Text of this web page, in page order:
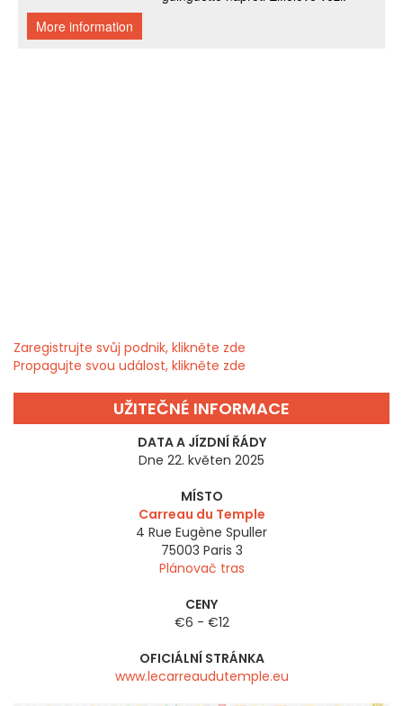
Zaregistrujte svůj podnik, klikněte zde
Propagujte svou událost, klikněte zde
UŽITEČNÉ INFORMACE
DATA A JÍZDNÍ ŘÁDY
Dne 22. květen 2025
MÍSTO
Carreau du Temple
4 Rue Eugène Spuller
75003 Paris 3
Plánovač tras
CENY
€6 - €12
OFICIÁLNÍ STRÁNKA
www.lecarreaudutemple.eu